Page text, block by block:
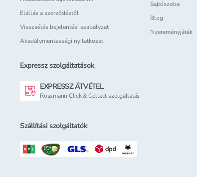
Elállás a szerződéstől
Visszaélés bejelentési szabályzat
Akadálymentességi nyilatkozat
Sajtószoba
Blog
Nyereményjáték
Expressz szolgáltatások
EXPRESSZ ÁTVÉTEL
Rossmann Click & Collect szolgáltatás
Szállítási szolgáltatók